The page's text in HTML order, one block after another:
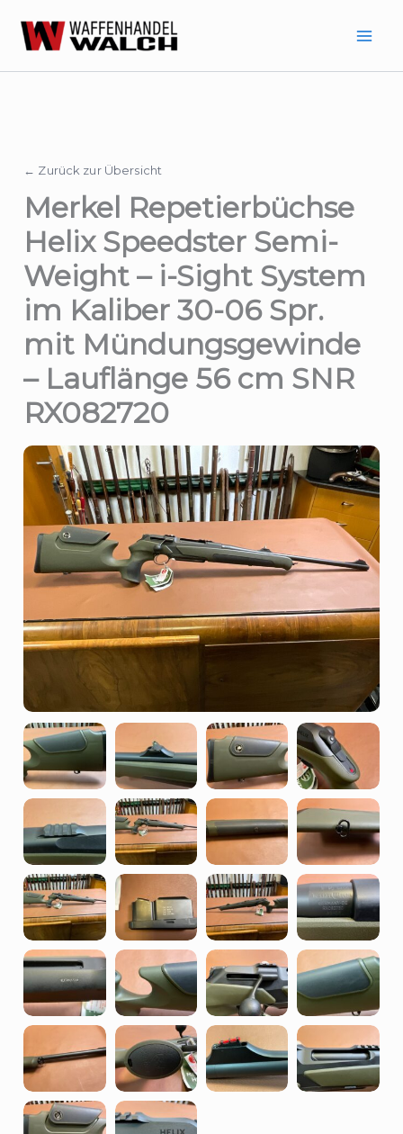
Inhalt
← Zurück zur Übersicht
Merkel Repetierbüchse
Helix Speedster Semi-
Weight – i-Sight System
im Kaliber 30-06 Spr.
mit Mündungsgewinde
– Lauflänge 56 cm SNR
RX082720